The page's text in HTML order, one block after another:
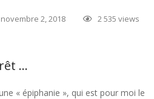
novembre 2, 2018
2 535 views
…
« épiphanie », qui est pour moi le